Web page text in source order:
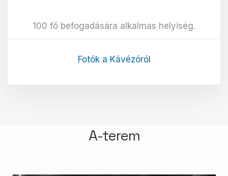
100 fő befogadására alkalmas helyiség.
Fotók a Kávézóról
A-terem